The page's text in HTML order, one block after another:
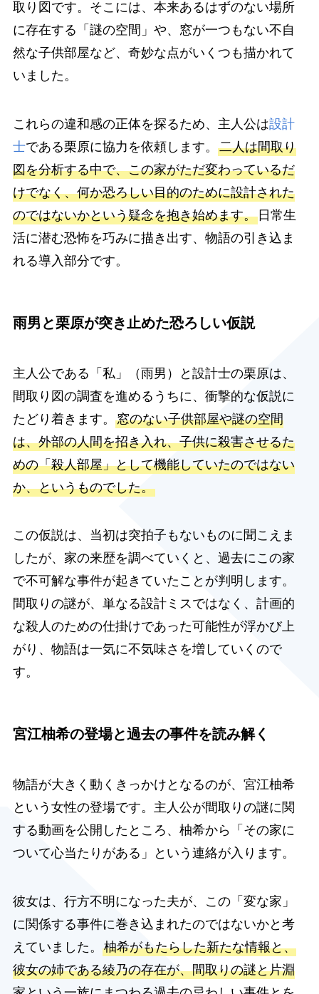
取り図です。そこには、本来あるはずのない場所
に存在する「謎の空間」や、窓が一つもない不自
然な子供部屋など、奇妙な点がいくつも描かれて
いました。
これらの違和感の正体を探るため、主人公は設計
士である栗原に協力を依頼します。 二人は間取り
図を分析する中で、この家がただ変わっているだ
けでなく、何か恐ろしい目的のために設計された
のではないかという疑念を抱き始めます。日常生
活に潜む恐怖を巧みに描き出す、物語の引き込ま
れる導入部分です。
雨男と栗原が突き止めた恐ろしい仮説
主人公である「私」（雨男）と設計士の栗原は、
間取り図の調査を進めるうちに、衝撃的な仮説に
たどり着きます。 窓のない子供部屋や謎の空間
は、外部の人間を招き入れ、子供に殺害させるた
めの「殺人部屋」として機能していたのではない
か、というものでした。
この仮説は、当初は突拍子もないものに聞こえま
したが、家の来歴を調べていくと、過去にこの家
で不可解な事件が起きていたことが判明します。
間取りの謎が、単なる設計ミスではなく、計画的
な殺人のための仕掛けであった可能性が浮かび上
がり、物語は一気に不気味さを増していくので
す。
宮江柚希の登場と過去の事件を読み解く
物語が大きく動くきっかけとなるのが、宮江柚希
という女性の登場です。主人公が間取りの謎に関
する動画を公開したところ、柚希から「その家に
ついて心当たりがある」という連絡が入ります。
彼女は、行方不明になった夫が、この「変な家」
に関係する事件に巻き込まれたのではないかと考
えていました。 柚希がもたらした新たな情報と、
彼女の姉である綾乃の存在が、間取りの謎と片淵